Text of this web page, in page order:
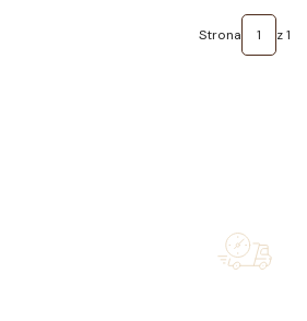
Strona z 1